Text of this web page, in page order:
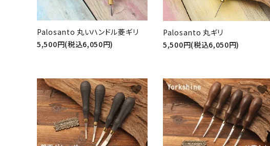
Palosanto 丸いハンドル菱ギリ
5,500円(税込6,050円)
Palosanto 丸ギリ
5,500円(税込6,050円)
favorite favorite